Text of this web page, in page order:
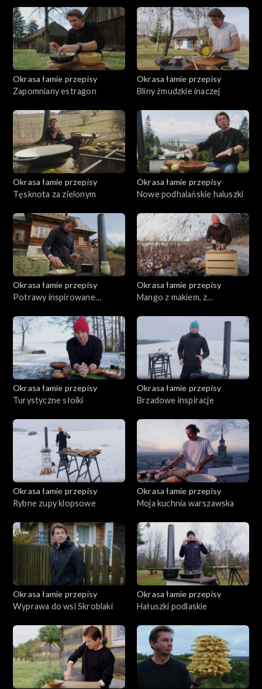
boczkiem i natką pietruszki. Drugą będzie łosoś pacyficzny
marynowany w sfermentowanych jabłkach. A na koniec
zobaczymy szarlotkę z kruszonką i pestkami słonecznika pod
wędzoną nad ogniskiem bezą. Jak będą wyglądać takie potrawy?
Okrasa łamie przepisy
Zapomniany estragon
Okrasa łamie przepisy
Bliny żmudzkie inaczej
Okrasa łamie przepisy
Tęsknota za zielonym
Okrasa łamie przepisy
Nowe podhalańskie haluszki
Okrasa łamie przepisy
Potrawy inspirowane
Okrasa łamie przepisy
Mango z makiem, z
Okrasa łamie przepisy
Turystyczne słoiki
Okrasa łamie przepisy
Brzadowe inspiracje
Okrasa łamie przepisy
Rybne zupy klopsowe
Okrasa łamie przepisy
Moja kuchnia warszawska
Okrasa łamie przepisy
Wyprawa do wsi Skroblaki
Okrasa łamie przepisy
Hałuszki podlaskie